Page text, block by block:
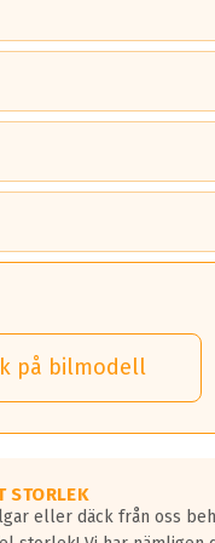
på.
däck.
på bilmodell
STORLEK
eller däck från oss